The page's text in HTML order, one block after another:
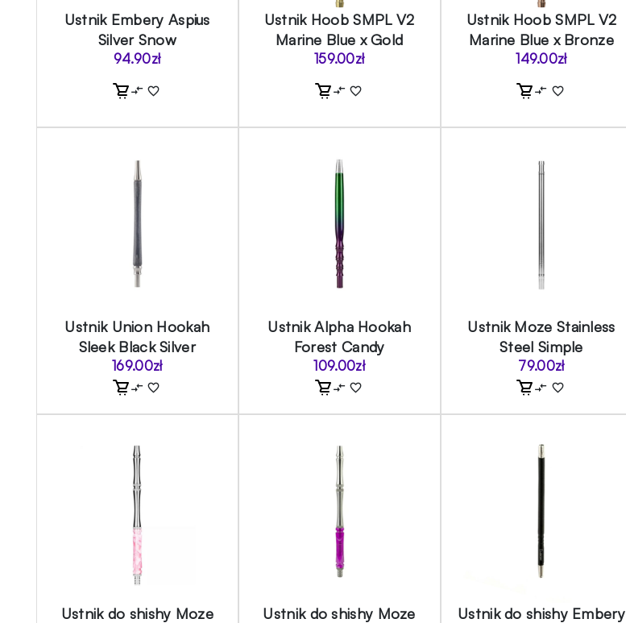
Ustnik Embery Aspius
Silver Snow
94.90zł
Ustnik Hoob SMPL V2
Marine Blue x Gold
159.00zł
Ustnik Hoob SMPL V2
Marine Blue x Bronze
149.00zł
Ustnik Union Hookah
Sleek Black Silver
169.00zł
Ustnik Alpha Hookah
Forest Candy
109.00zł
Ustnik Moze Stainless
Steel Simple
79.00zł
Ustnik do shishy Moze Ustnik do shishy Moze Ustnik do shishy Embery